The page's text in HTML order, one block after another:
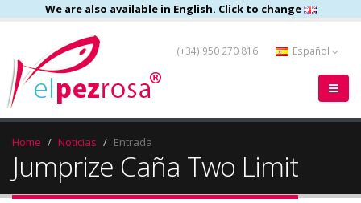
We are also available in English. Click to change
(+34) 950 270 816 Español
Home Noticias Entrada
Jumprize Caña Two Limit